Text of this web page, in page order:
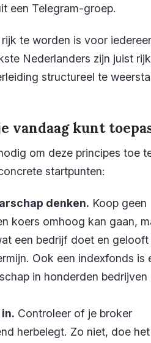
een Telegram-groep.
te worden is voor
Nederlanders zijn juist rijk
structureel te
vandaag kunt
om deze principes toe
startpunten:
denken. Koop geen
koers omhoog kan gaan,
een bedrijf doet en gelooft
Ook een indexfonds is
in honderden bedrijven
Controleer of je broker
herbelegt. Zo niet, doe